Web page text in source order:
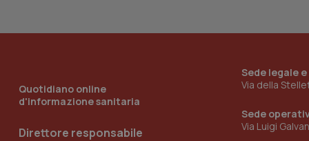
Quotidiano online
d'informazione sanitaria
Direttore responsabile
Sede legale
Via della
Sede
Via Luigi
tracking-sites-